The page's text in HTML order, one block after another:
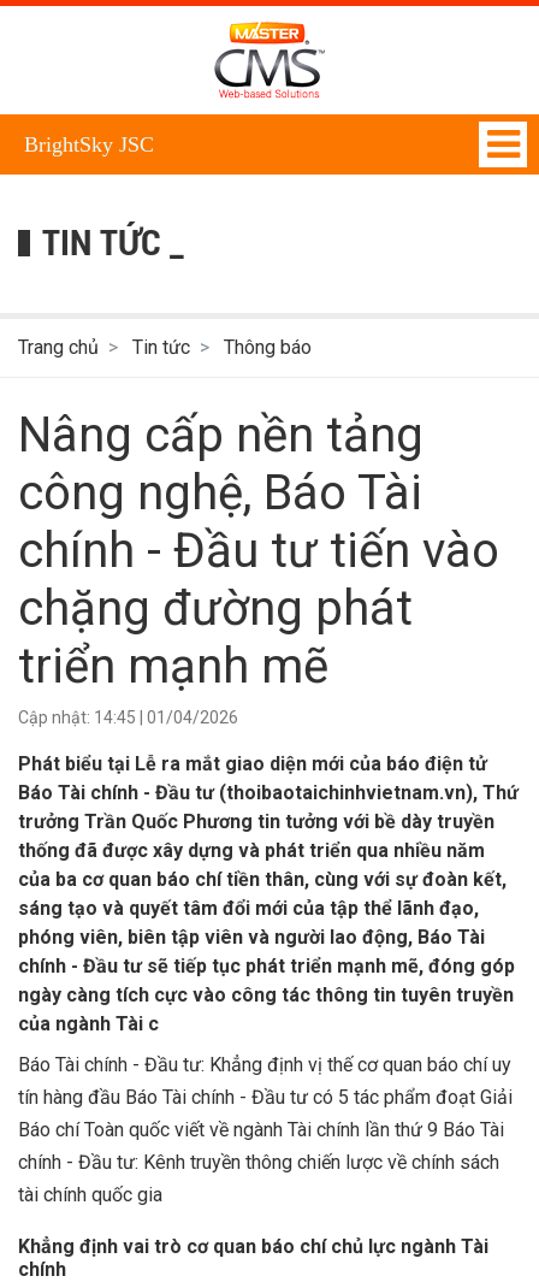
BrightSky JSC
TIN TỨC _
Trang chủ Tin tức Thông báo
Nâng cấp nền tảng
công nghệ, Báo Tài
chính - Đầu tư tiến vào
chặng đường phát
triển mạnh mẽ
Cập nhật: 14:45 01/04/2026
Phát biểu tại Lễ ra mắt giao diện mới của báo điện tử
Báo Tài chính - Đầu tư (thoibaotaichinhvietnam.vn), Thứ
trưởng Trần Quốc Phương tin tưởng với bề dày truyền
thống đã được xây dựng và phát triển qua nhiều năm
của ba cơ quan báo chí tiền thân, cùng với sự đoàn kết,
sáng tạo và quyết tâm đổi mới của tập thể lãnh đạo,
phóng viên, biên tập viên và người lao động, Báo Tài
chính - Đầu tư sẽ tiếp tục phát triển mạnh mẽ, đóng góp
ngày càng tích cực vào công tác thông tin tuyên truyền
của ngành Tài c
Báo Tài chính - Đầu tư: Khẳng định vị thế cơ quan báo chí uy
tín hàng đầu Báo Tài chính - Đầu tư có 5 tác phẩm đoạt Giải
Báo chí Toàn quốc viết về ngành Tài chính lần thứ 9 Báo Tài
chính - Đầu tư: Kênh truyền thông chiến lược về chính sách
tài chính quốc gia
Khẳng định vai trò cơ quan báo chí chủ lực ngành Tài
chính